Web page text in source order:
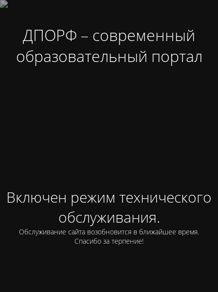
ДПОРФ – современный
образовательный портал
Включен режим технического
обслуживания.
Обслуживание сайта возобновится в ближайшее время.
Спасибо за терпение!